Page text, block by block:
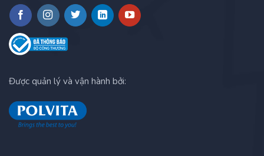
Được quản lý và vận hành bởi: